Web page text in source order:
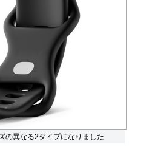
の異なる2タイプになりました